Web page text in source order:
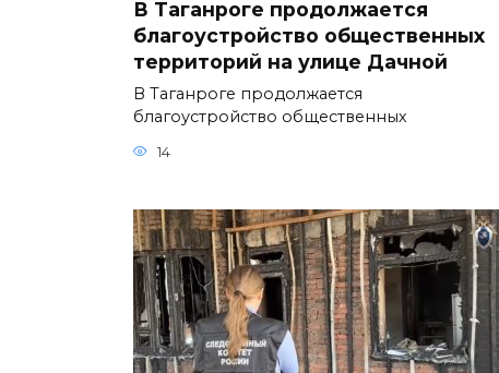
В Таганроге продолжается
благоустройство общественных
территорий на улице Дачной
В Таганроге продолжается
благоустройство общественных
14